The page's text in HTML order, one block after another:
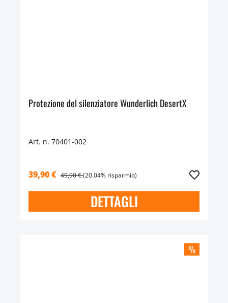
Protezione del silenziatore Wunderlich DesertX
Art. n. 70401-002
39,90 € 49,90 €(20.04% risparmio)
DETTAGLI
%